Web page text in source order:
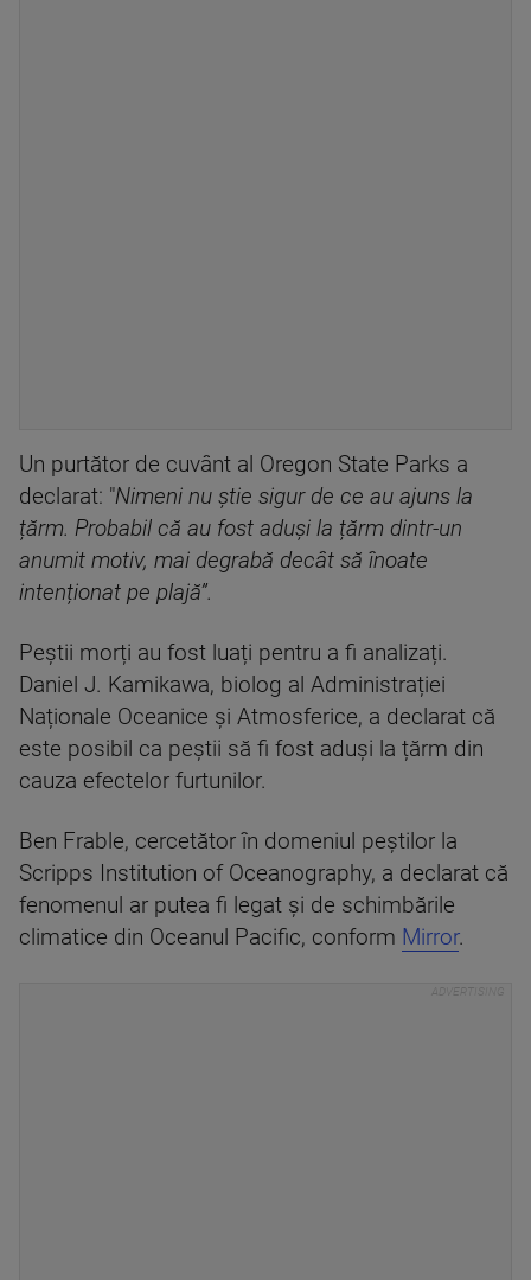
Un purtător de cuvânt al Oregon State Parks a
declarat: "Nimeni nu știe sigur de ce au ajuns la
țărm. Probabil că au fost aduși la țărm dintr-un
anumit motiv, mai degrabă decât să înoate
intenționat pe plajă”.
Peștii morți au fost luați pentru a fi analizați.
Daniel J. Kamikawa, biolog al Administrației
Naționale Oceanice și Atmosferice, a declarat că
este posibil ca peștii să fi fost aduși la țărm din
cauza efectelor furtunilor.
Ben Frable, cercetător în domeniul peștilor la
Scripps Institution of Oceanography, a declarat că
fenomenul ar putea fi legat și de schimbările
climatice din Oceanul Pacific, conform Mirror.